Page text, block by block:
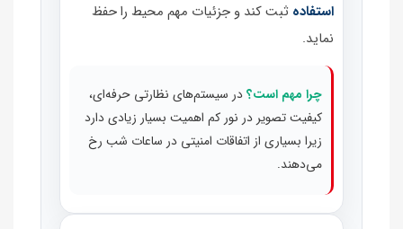
استفاده ثبت کند و جزئیات مهم محیط را حفظ
نماید.
چرا مهم است؟در سیستم‌های نظارتی حرفه‌ای،
کیفیت تصویر در نور کم اهمیت بسیار زیادی دارد
زیرا بسیاری از اتفاقات امنیتی در ساعات شب رخ
می‌دهند.